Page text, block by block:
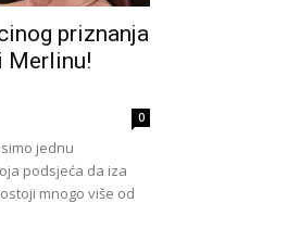
priznanja
Merlinu!
0
jednu
podsjeća da iza
mnogo više od